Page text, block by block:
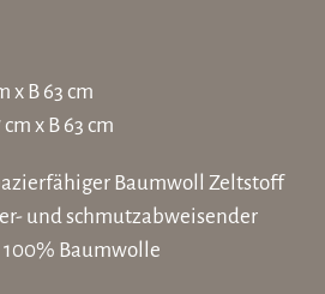
134 cm x B 63 cm
x B 63 cm
Baumwoll Zeltstoff
und schmutzabweisender
Baumwolle